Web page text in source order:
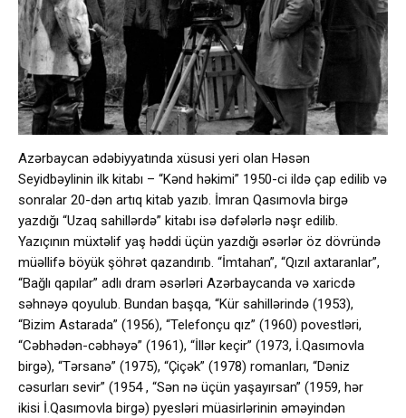
Azərbaycan ədəbiyyatında xüsusi yeri olan Həsən
Seyidbəylinin ilk kitabı – “Kənd həkimi” 1950-ci ildə çap edilib və
sonralar 20-dən artıq kitab yazıb. İmran Qasımovla birgə
yazdığı “Uzaq sahillərdə” kitabı isə dəfələrlə nəşr edilib.
Yazıçının müxtəlif yaş həddi üçün yazdığı əsərlər öz dövründə
müəllifə böyük şöhrət qazandırıb. “İmtahan”, “Qızıl axtaranlar”,
“Bağlı qapılar” adlı dram əsərləri Azərbaycanda və xaricdə
səhnəyə qoyulub. Bundan başqa, “Kür sahillərində (1953),
“Bizim Astarada” (1956), “Telefonçu qız” (1960) povestləri,
“Cəbhədən-cəbhəyə” (1961), “İllər keçir” (1973, İ.Qasımovla
birgə), “Tərsanə” (1975), “Çiçək” (1978) romanları, “Dəniz
cəsurları sevir” (1954 , “Sən nə üçün yaşayırsan” (1959, hər
ikisi İ.Qasımovla birgə) pyesləri müasirlərinin əməyindən